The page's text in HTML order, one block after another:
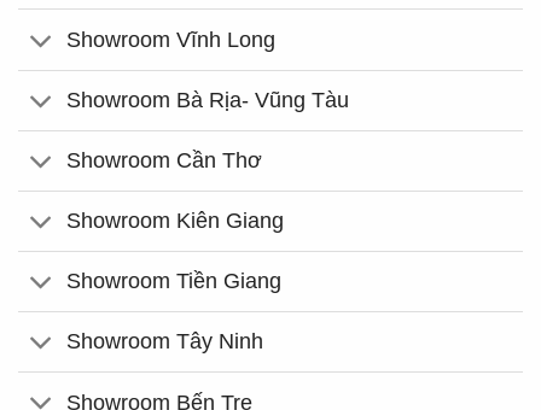
Showroom Vĩnh Long
Showroom Bà Rịa- Vũng Tàu
Showroom Cần Thơ
Showroom Kiên Giang
Showroom Tiền Giang
Showroom Tây Ninh
Showroom Bến Tre